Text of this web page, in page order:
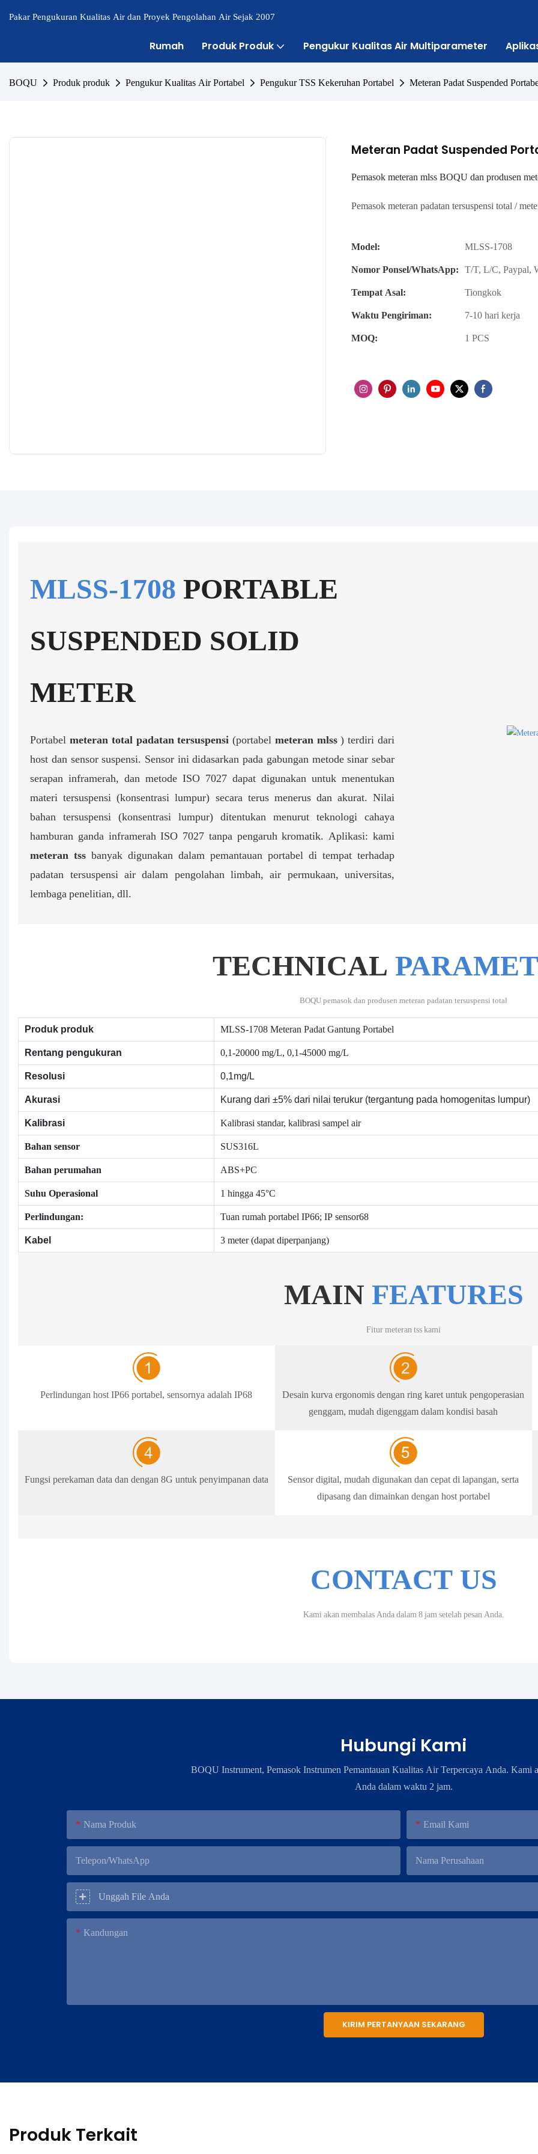
Pakar Pengukuran Kualitas Air dan Proyek Pengolahan Air Sejak 2007
Rumah Produk Produk Pengukur Kualitas Air Multiparameter
BOQU Produk produk Pengukur Kualitas Air Portabel Pengukur TSS Kekeruhan Portabel Meteran Padat Suspended
Meteran Padat Suspended
Pemasok meteran mlss BOQU dan produsen
Pemasok meteran padatan tersuspensi total /
Model:
MLSS-1708
Nomor Ponsel/WhatsApp: T/T, L/C, Paypal,
Tempat Asal:
Tiongkok
Waktu Pengiriman:
7-10 hari kerja
MOQ:
1 PCS
MLSS-1708PORTABLE
SUSPENDED SOLID
METER
Portabel meteran total padatan tersuspensi(portabel meteran mlss) terdiri dari
host dan sensor suspensi. Sensor ini didasarkan pada gabungan metode sinar sebar
serapan inframerah, dan metode ISO 7027 dapat digunakan untuk menentukan
materi tersuspensi (konsentrasi lumpur) secara terus menerus dan akurat. Nilai
bahan tersuspensi (konsentrasi lumpur) ditentukan menurut teknologi cahaya
hamburan ganda inframerah ISO 7027 tanpa pengaruh kromatik. Aplikasi: kami
meteran tssbanyak digunakan dalam pemantauan portabel di tempat terhadap
padatan tersuspensi air dalam pengolahan limbah, air permukaan, universitas,
lembaga penelitian, dll.
TECHNICAL
BOQU pemasok dan produsen meteran padatan tersuspensi total
Produk produk MLSS-1708 Meteran Padat Gantung Portabel
Rentang pengukuran 0,1-20000 mg/L, 0,1-45000 mg/L
Resolusi 0,1mg/L
Akurasi Kurang dari ±5% dari nilai terukur (tergantung pada homogenitas lumpur)
Kalibrasi Kalibrasi standar, kalibrasi sampel air
Bahan sensor SUS316L
Bahan perumahan ABS+PC
Suhu Operasional 1 hingga 45°C
Perlindungan: Tuan rumah portabel IP66; IP sensor68
Kabel 3 meter (dapat diperpanjang)
MAIN FEATURES
Fitur meteran tss kami
Perlindungan host IP66 portabel, sensornya adalah IP68
Desain kurva ergonomis dengan ring karet untuk pengoperasian
genggam, mudah digenggam dalam kondisi basah
Fungsi perekaman data dan dengan 8G untuk penyimpanan data
Sensor digital, mudah digunakan dan cepat di lapangan, serta
dipasang dan dimainkan dengan host portabel
CONTACT US
Kami akan membalas Anda dalam 8 jam setelah pesan Anda.
Hubungi Kami
BOQU Instrument, Pemasok Instrumen Pemantauan Kualitas Air Terpercaya Anda. Kami
Anda dalam waktu 2 jam.
Nama Produk Email Kami
Telepon/WhatsApp Nama Perusahaan
Unggah File Anda
Kandungan
KIRIM PERTANYAAN SEKARANG
Produk Terkait